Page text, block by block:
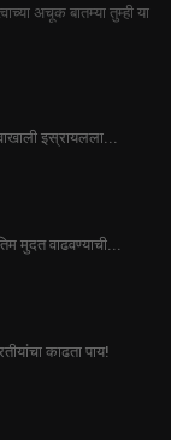
अचूक बातम्या तुम्ही या
इस्रायलला...
मुदत वाढवण्याची...
काढता पाय!